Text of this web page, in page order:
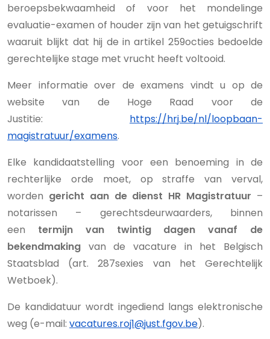
beroepsbekwaamheid of voor het mondelinge
evaluatie-examen of houder zijn van het getuigschrift
waaruit blijkt dat hij de in artikel 259octies bedoelde
gerechtelijke stage met vrucht heeft voltooid.
Meer informatie over de examens vindt u op de
website van de Hoge Raad voor de
Justitie: https://hrj.be/nl/loopbaan-
magistratuur/examens.
Elke kandidaatstelling voor een benoeming in de
rechterlijke orde moet, op straffe van verval,
worden gericht aan de dienst HR Magistratuur –
notarissen – gerechtsdeurwaarders, binnen
een termijn van twintig dagen vanaf de
bekendmaking van de vacature in het Belgisch
Staatsblad (art. 287sexies van het Gerechtelijk
Wetboek).
De kandidatuur wordt ingediend langs elektronische
weg (e-mail: vacatures.roj1@just.fgov.be).